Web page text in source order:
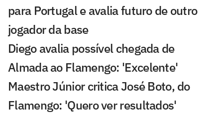
para Portugal e avalia futuro de outro
jogador da base
Diego avalia possível chegada de
Almada ao Flamengo: 'Excelente'
Maestro Júnior critica José Boto, do
Flamengo: 'Quero ver resultados'